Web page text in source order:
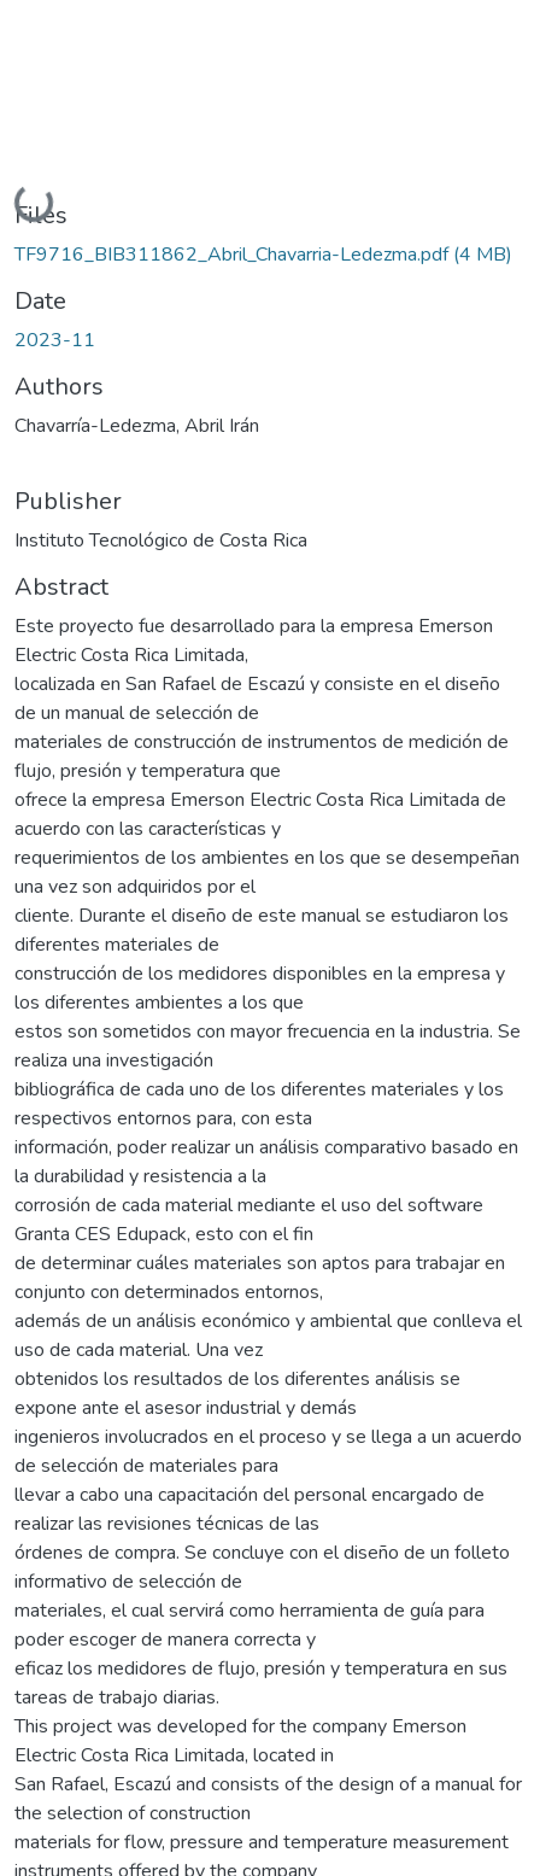
Loading...
Files
TF9716_BIB311862_Abril_Chavarria-Ledezma.pdf(4 MB)
Date
2023-11
Authors
Chavarría-Ledezma, Abril Irán
Publisher
Instituto Tecnológico de Costa Rica
Abstract
Este proyecto fue desarrollado para la empresa Emerson
Electric Costa Rica Limitada,
localizada en San Rafael de Escazú y consiste en el diseño
de un manual de selección de
materiales de construcción de instrumentos de medición de
flujo, presión y temperatura que
ofrece la empresa Emerson Electric Costa Rica Limitada de
acuerdo con las características y
requerimientos de los ambientes en los que se desempeñan
una vez son adquiridos por el
cliente. Durante el diseño de este manual se estudiaron los
diferentes materiales de
construcción de los medidores disponibles en la empresa y
los diferentes ambientes a los que
estos son sometidos con mayor frecuencia en la industria. Se
realiza una investigación
bibliográfica de cada uno de los diferentes materiales y los
respectivos entornos para, con esta
información, poder realizar un análisis comparativo basado en
la durabilidad y resistencia a la
corrosión de cada material mediante el uso del software
Granta CES Edupack, esto con el fin
de determinar cuáles materiales son aptos para trabajar en
conjunto con determinados entornos,
además de un análisis económico y ambiental que conlleva el
uso de cada material. Una vez
obtenidos los resultados de los diferentes análisis se
expone ante el asesor industrial y demás
ingenieros involucrados en el proceso y se llega a un acuerdo
de selección de materiales para
llevar a cabo una capacitación del personal encargado de
realizar las revisiones técnicas de las
órdenes de compra. Se concluye con el diseño de un folleto
informativo de selección de
materiales, el cual servirá como herramienta de guía para
poder escoger de manera correcta y
eficaz los medidores de flujo, presión y temperatura en sus
tareas de trabajo diarias.
This project was developed for the company Emerson
Electric Costa Rica Limitada, located in
San Rafael, Escazú and consists of the design of a manual for
the selection of construction
materials for flow, pressure and temperature measurement